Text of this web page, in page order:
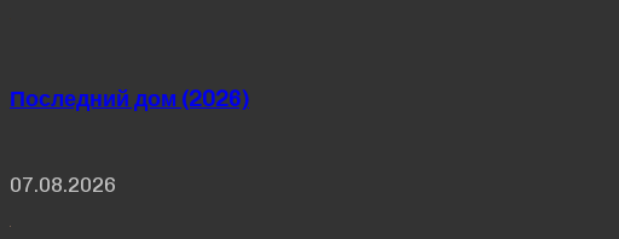
Последний дом (2026)
07.08.2026